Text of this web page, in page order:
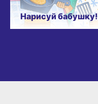
Нарисуй бабушку!